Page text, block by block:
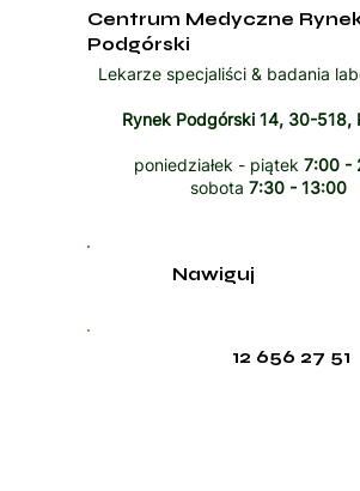
Centrum Medyczne
Podgórski
Lekarze specjaliści & badania
Rynek Podgórski 14, 30-518,
poniedziałek - piątek 7:00 -
sobota 7:30 - 13:00
12 656 27 51
Nawiguj